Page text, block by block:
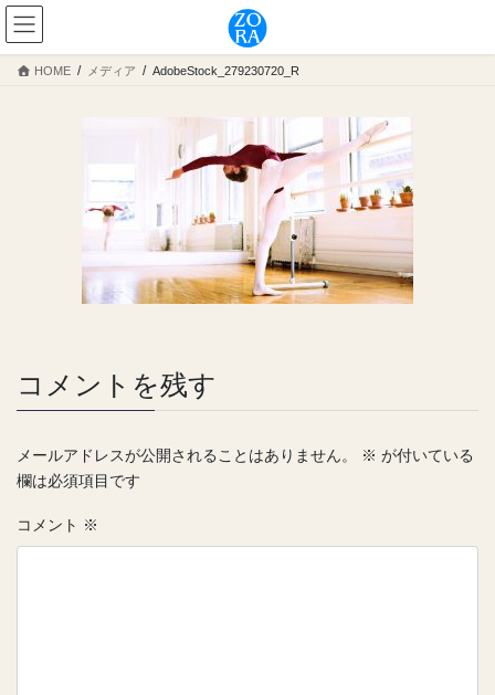
コ
ン
テ
ナ
ビ
ゲ
HOME メディア AdobeStock_279230720_R
コメントを残す
メールアドレスが公開されることはありません。 ※ が付いている
欄は必須項目です
コメント ※